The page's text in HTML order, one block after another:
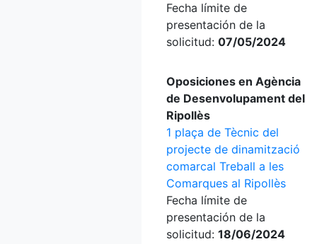
Fecha límite de
presentación de la
solicitud: 07/05/2024
Oposiciones en Agència
de Desenvolupament del
Ripollès
1 plaça de Tècnic del
projecte de dinamització
comarcal Treball a les
Comarques al Ripollès
Fecha límite de
presentación de la
solicitud: 18/06/2024